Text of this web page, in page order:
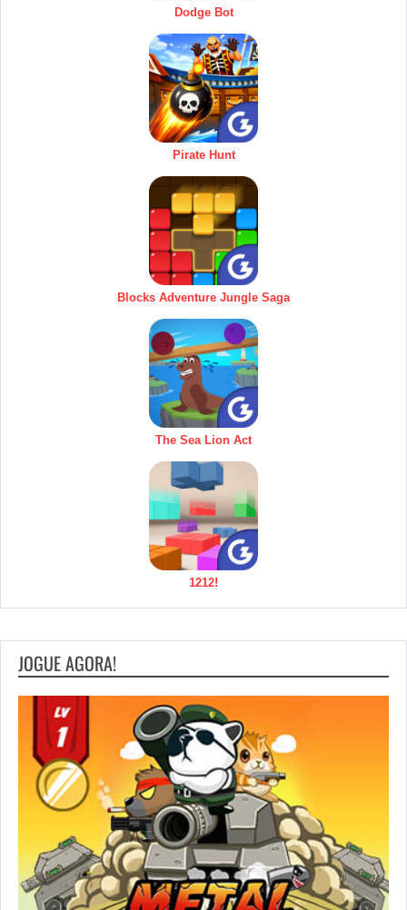
Dodge Bot
Pirate Hunt
Blocks Adventure Jungle Saga
The Sea Lion Act
1212!
JOGUE AGORA!